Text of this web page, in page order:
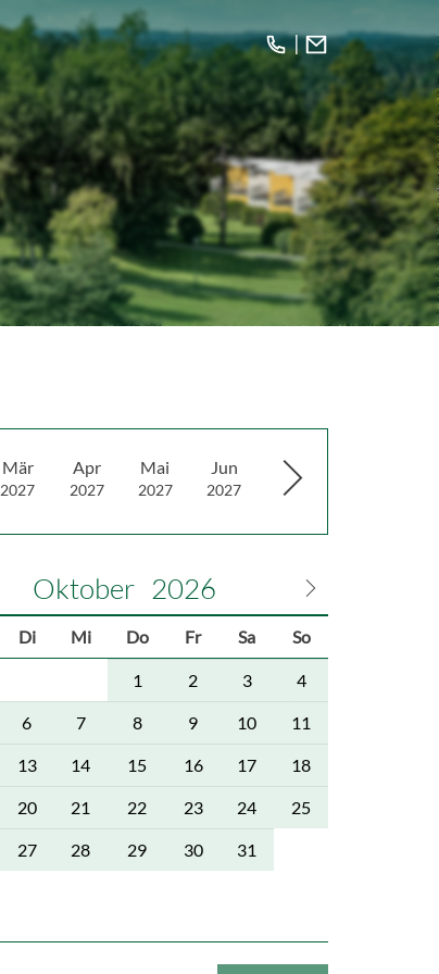
Mär
2027
Apr
2027
Mai
2027
Jun
2027
Oktober 2026
Di Mi Do Fr Sa So
1 2 3 4
6 7 8 9 10 11
13 14 15 16 17 18
20 21 22 23 24 25
27 28 29 30 31